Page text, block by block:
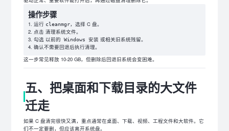
操作步骤
运行 cleanmgr，选择 C 盘。
点击清理系统文件。
勾选 以前的 Windows 安装 或相关旧系统残留。
确认不需要回退后执行清理。
这一步常见释放 10-20 GB，但删除后回退旧系统会变困难。
五、把桌面和下载目录的大文件
迁走
如果 C 盘清完很快又满，重点通常在桌面、下载、视频、工程文件和大软件。它
们不一定要删，但应该离开系统盘。